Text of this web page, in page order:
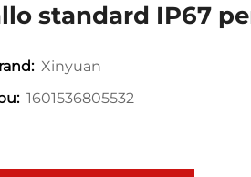
standard IP67
Xinyuan
1601536805532